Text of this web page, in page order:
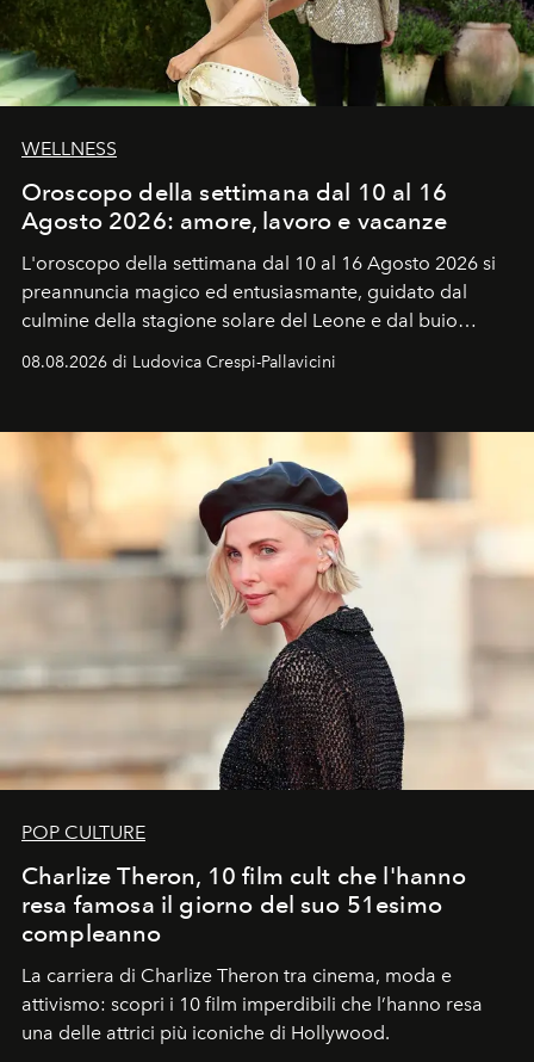
WELLNESS
Oroscopo della settimana dal 10 al 16
Agosto 2026: amore, lavoro e vacanze
L'oroscopo della settimana dal 10 al 16 Agosto 2026 si
preannuncia magico ed entusiasmante, guidato dal
culmine della stagione solare del Leone e dal buio
favorevole della Luna nuova in Leone del 12 agosto,
ideale per la notte delle Perseidi.
08.08.2026 di Ludovica Crespi-Pallavicini
POP CULTURE
Charlize Theron, 10 film cult che l'hanno
resa famosa il giorno del suo 51esimo
compleanno
La carriera di Charlize Theron tra cinema, moda e
attivismo: scopri i 10 film imperdibili che l’hanno resa
una delle attrici più iconiche di Hollywood.